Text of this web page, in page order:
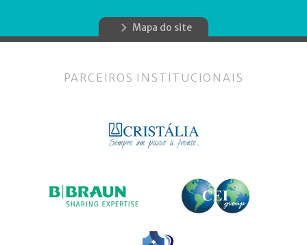
Mapa do site
PARCEIROS INSTITUCIONAIS